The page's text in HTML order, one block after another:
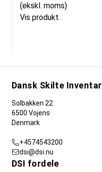
(ekskl. moms)
Vis produkt
Dansk Skilte Inventar
Solbakken 22
6500 Vojens
Denmark
+4574543200
dsi@dsi.nu
DSI fordele